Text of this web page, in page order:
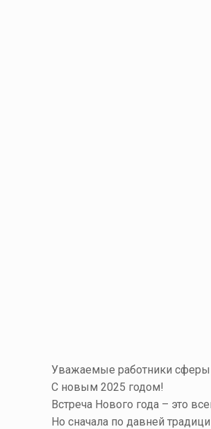
Уважаемые работники сферы
С новым 2025 годом!
Встреча Нового года – это
Но сначала по давней